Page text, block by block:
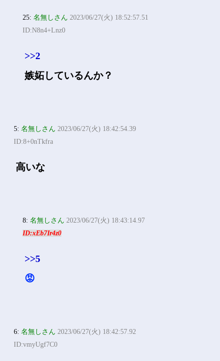
25:名無しさん 2023/06/27(火) 18:52:57.51
ID:N8n4+Lnz0
>>2
嫉妬しているんか？
5:名無しさん 2023/06/27(火) 18:42:54.39
ID:8+0nTkfra
高いな
8:名無しさん 2023/06/27(火) 18:43:14.97
ID:xEb7Ir4z0
>>5
😡
6:名無しさん 2023/06/27(火) 18:42:57.92
ID:vmyUgf7C0